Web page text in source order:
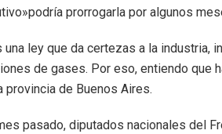
prorrogarla por algunos
una ley que da certezas a la industria,
de gases. Por eso, entiendo que
provincia de Buenos Aires.
pasado, diputados nacionales del